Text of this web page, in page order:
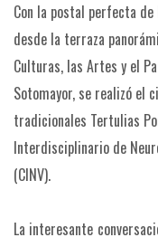
Con la postal perfecta
desde la terraza
Culturas, las Artes y el
Sotomayor, se realizó el
tradicionales Tertulias
Interdisciplinario de
(CINV).
La interesante